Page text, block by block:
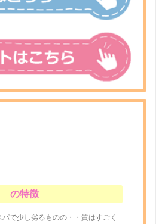
の特徴
で少し劣るものの・・質はすごく